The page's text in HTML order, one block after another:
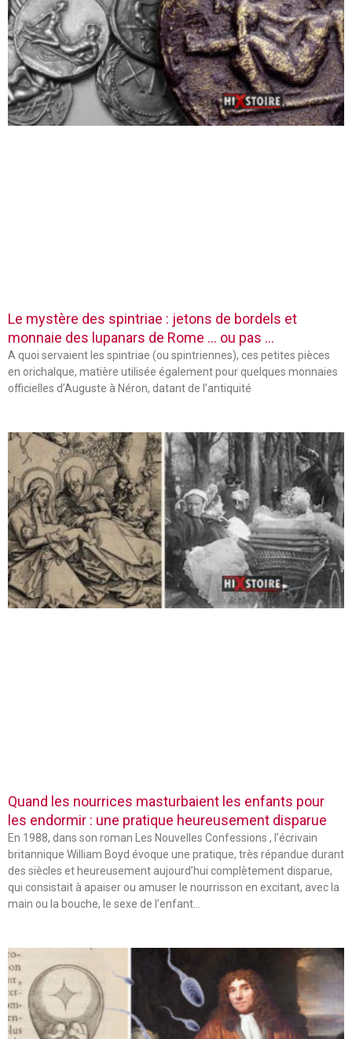
Le mystère des spintriae : jetons de bordels et
monnaie des lupanars de Rome … ou pas …
A quoi servaient les spintriae (ou spintriennes), ces petites pièces
en orichalque, matière utilisée également pour quelques monnaies
officielles d’Auguste à Néron, datant de l’antiquité
Quand les nourrices masturbaient les enfants pour
les endormir : une pratique heureusement disparue
En 1988, dans son roman Les Nouvelles Confessions , l’écrivain
britannique William Boyd évoque une pratique, très répandue durant
des siècles et heureusement aujourd’hui complètement disparue,
qui consistait à apaiser ou amuser le nourrisson en excitant, avec la
main ou la bouche, le sexe de l’enfant…